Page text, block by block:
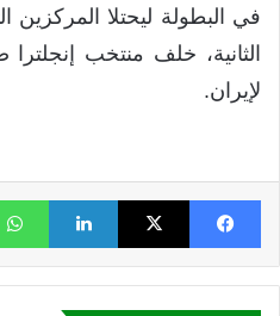
في البطولة ليحتلا المركزين
الثانية، خلف منتخب
لإيران.
فيسبوك X